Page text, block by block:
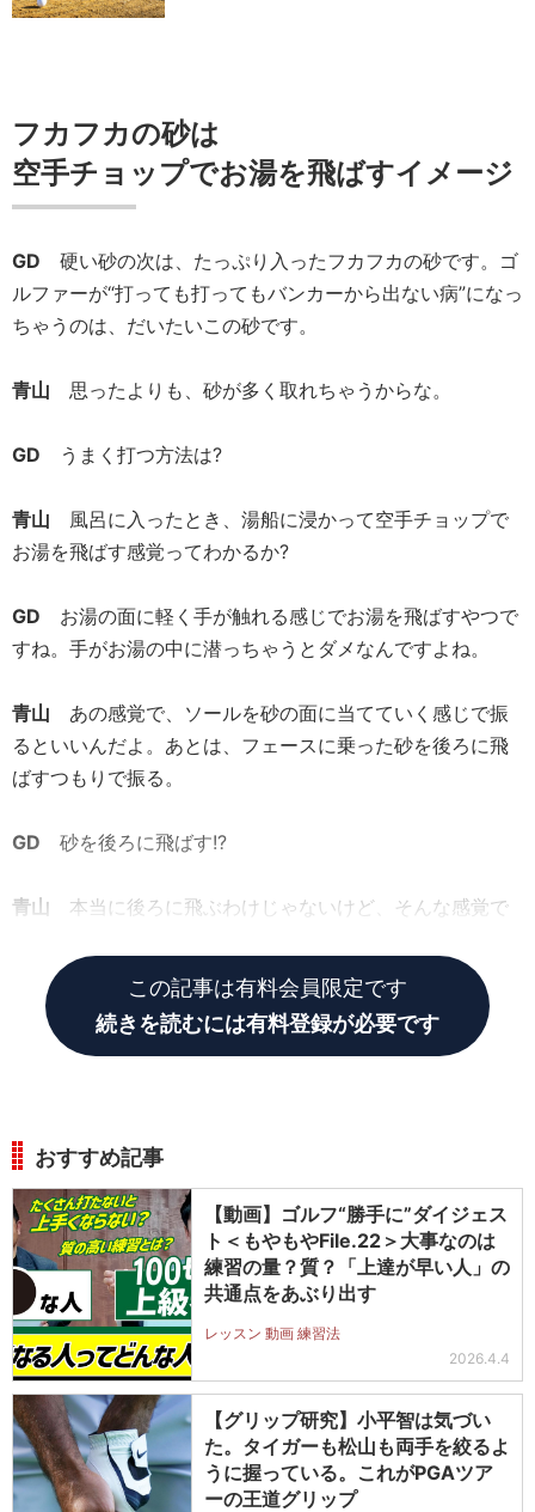
フカフカの砂は
空手チョップでお湯を飛ばすイメージ
GD 硬い砂の次は、たっぷり入ったフカフカの砂です。ゴ
ルファーが“打っても打ってもバンカーから出ない病”になっ
ちゃうのは、だいたいこの砂です。
青山 思ったよりも、砂が多く取れちゃうからな。
GD うまく打つ方法は?
青山 風呂に入ったとき、湯船に浸かって空手チョップで
お湯を飛ばす感覚ってわかるか?
GD お湯の面に軽く手が触れる感じでお湯を飛ばすやつで
すね。手がお湯の中に潜っちゃうとダメなんですよね。
青山 あの感覚で、ソールを砂の面に当てていく感じで振
るといいんだよ。あとは、フェースに乗った砂を後ろに飛
ばすつもりで振る。
GD 砂を後ろに飛ばす!?
青山 本当に後ろに飛ぶわけじゃないけど、そんな感覚で
この記事は有料会員限定です
続きを読むには有料登録が必要です
おすすめ記事
【動画】ゴルフ“勝手に”ダイジェス
ト＜もやもやFile.22＞大事なのは
練習の量？質？「上達が早い人」の
共通点をあぶり出す
レッスン 動画 練習法
2026.4.4
【グリップ研究】小平智は気づい
た。タイガーも松山も両手を絞るよ
うに握っている。これがPGAツア
ーの王道グリップ